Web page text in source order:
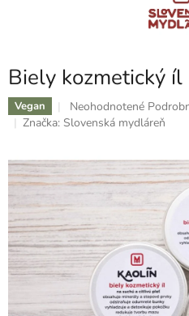
Biely kozmetický íl
Vegan
Priemerné
hodnotenie
z
Neohodnotené
Značka: Slovenská mydláreň